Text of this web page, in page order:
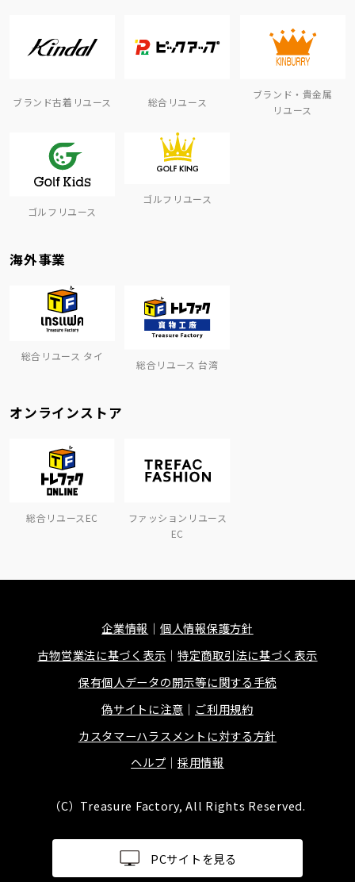
ブランド古着リユース 総合リユース
ブランド・貴金属
リユース
ゴルフリユース
ゴルフリユース
海外事業
総合リユース タイ
総合リユース 台湾
オンラインストア
総合リユースEC
ファッションリユース
EC
企業情報
個人情報保護方針
古物営業法に基づく表示
特定商取引法に基づく表示
保有個人データの開示等に関する手続
偽サイトに注意
ご利用規約
カスタマーハラスメントに対する方針
ヘルプ
採用情報
（C）Treasure Factory, All Rights Reserved.
PCサイトを見る